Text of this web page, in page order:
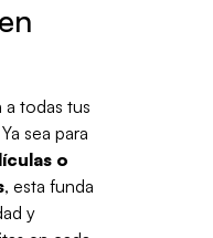
a todas tus
sea para
o
, esta funda
y